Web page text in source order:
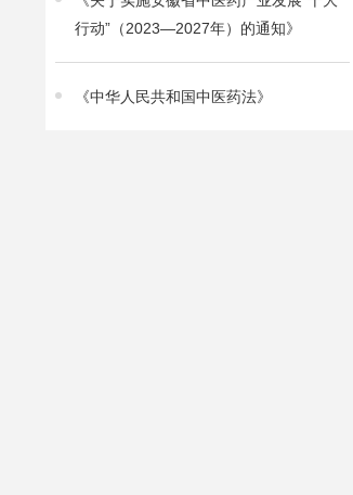
行动”（2023—2027年）的通知》
《中华人民共和国中医药法》